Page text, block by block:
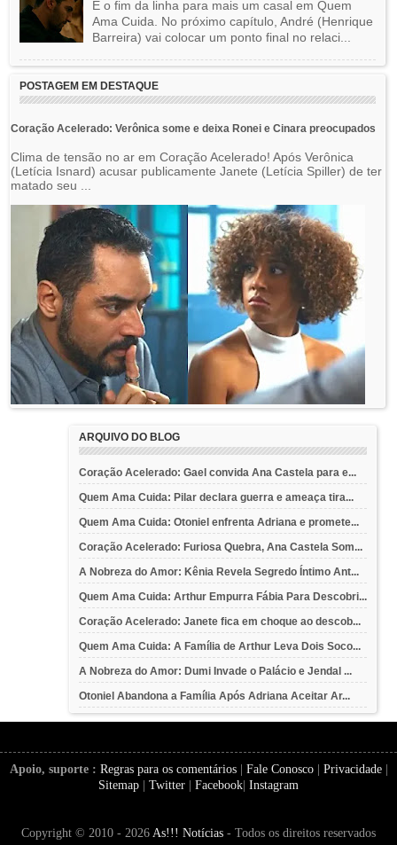
É o fim da linha para mais um casal em Quem
Ama Cuida. No próximo capítulo, André (Henrique
Barreira) vai colocar um ponto final no relaci...
POSTAGEM EM DESTAQUE
Coração Acelerado: Verônica some e deixa Ronei e Cinara preocupados
Clima de tensão no ar em Coração Acelerado! Após Verônica
(Letícia Isnard) acusar publicamente Janete (Letícia Spiller) de ter
matado seu ...
ARQUIVO DO BLOG
Coração Acelerado: Gael convida Ana Castela para e...
Quem Ama Cuida: Pilar declara guerra e ameaça tira...
Quem Ama Cuida: Otoniel enfrenta Adriana e promete...
Coração Acelerado: Furiosa Quebra, Ana Castela Som...
A Nobreza do Amor: Kênia Revela Segredo Íntimo Ant...
Quem Ama Cuida: Arthur Empurra Fábia Para Descobri...
Coração Acelerado: Janete fica em choque ao descob...
Quem Ama Cuida: A Família de Arthur Leva Dois Soco...
A Nobreza do Amor: Dumi Invade o Palácio e Jendal ...
Otoniel Abandona a Família Após Adriana Aceitar Ar...
Apoio, suporte : Regras para os comentários| Fale Conosco| Privacidade|
Sitemap
Twitter Facebook Instagram
Copyright © 2010 - 2026 As!!! Notícias - Todos os direitos reservados